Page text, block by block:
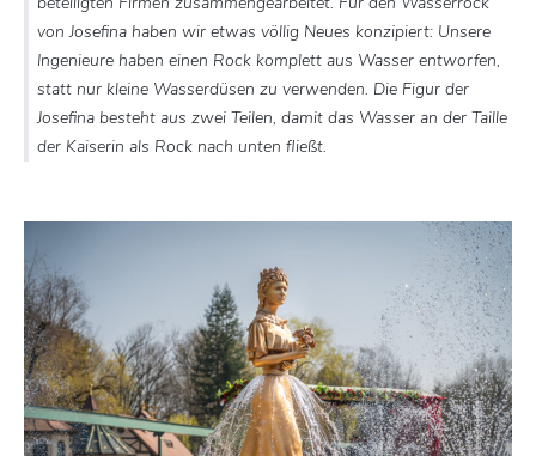
von Josefina haben wir etwas völlig Neues konzipiert: Unsere
Ingenieure haben einen Rock komplett aus Wasser entworfen,
statt nur kleine Wasserdüsen zu verwenden. Die Figur der
Josefina besteht aus zwei Teilen, damit das Wasser an der Taille
der Kaiserin als Rock nach unten fließt.